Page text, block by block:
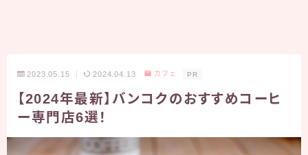
2023.05.15 2024.04.13 カフェ PR
【2024年最新】バンコクのおすすめコーヒ
ー専門店6選！